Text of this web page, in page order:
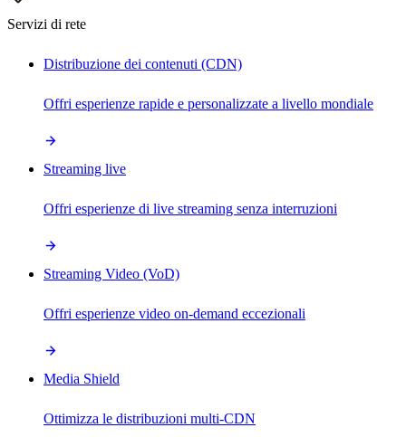
Servizi di rete
Distribuzione dei contenuti (CDN)
Offri esperienze rapide e personalizzate a livello mondiale
Streaming live
Offri esperienze di live streaming senza interruzioni
Streaming Video (VoD)
Offri esperienze video on-demand eccezionali
Media Shield
Ottimizza le distribuzioni multi-CDN